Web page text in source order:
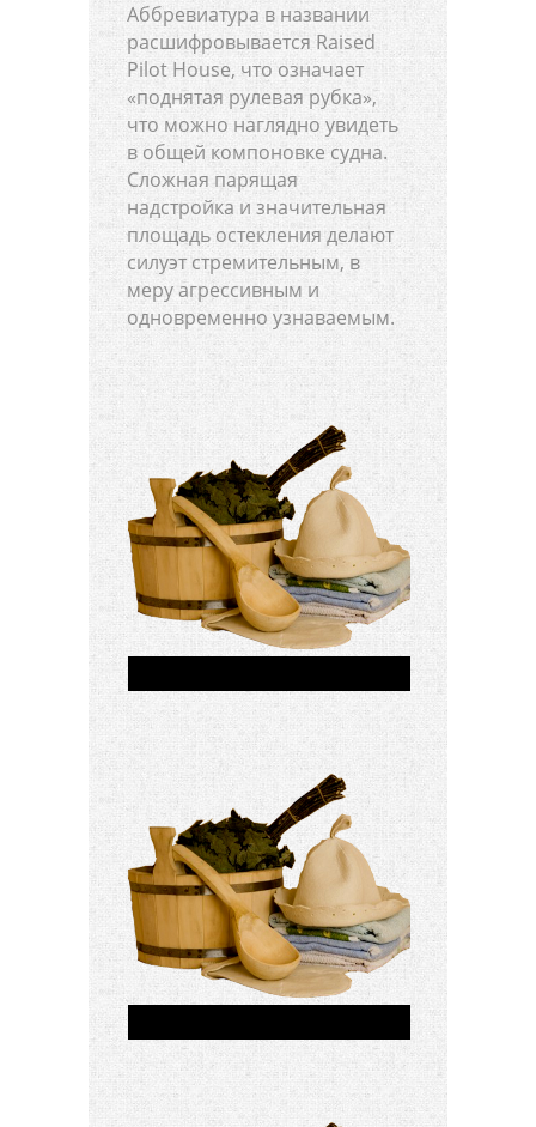
Аббревиатура в названии
расшифровывается Raised
Pilot House, что означает
«поднятая рулевая рубка»,
что можно наглядно увидеть
в общей компоновке судна.
Сложная парящая
надстройка и значительная
площадь остекления делают
силуэт стремительным, в
меру агрессивным и
одновременно узнаваемым.